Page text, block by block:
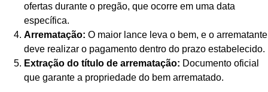
ofertas durante o pregão, que ocorre em uma data
específica.
Arrematação: O maior lance leva o bem, e o arrematante
deve realizar o pagamento dentro do prazo estabelecido.
Extração do título de arrematação: Documento oficial
que garante a propriedade do bem arrematado.